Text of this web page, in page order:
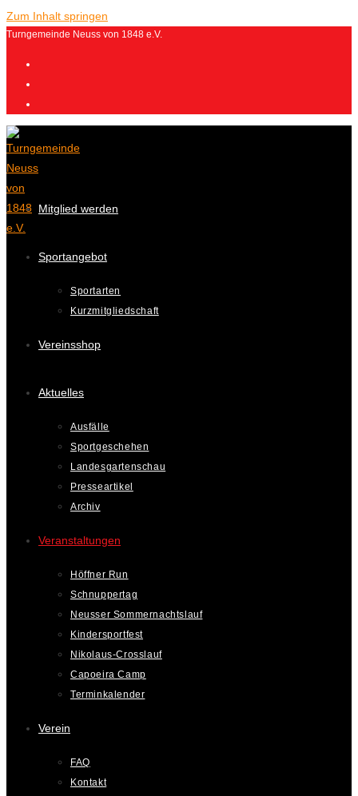
Zum Inhalt springen
Turngemeinde Neuss von 1848 e.V.
Mitglied werden
Sportangebot
Sportarten
Kurzmitgliedschaft
Vereinsshop
Aktuelles
Ausfälle
Sportgeschehen
Landesgartenschau
Presseartikel
Archiv
Veranstaltungen
Höffner Run
Schnuppertag
Neusser Sommernachtslauf
Kindersportfest
Nikolaus-Crosslauf
Capoeira Camp
Terminkalender
Verein
FAQ
Kontakt